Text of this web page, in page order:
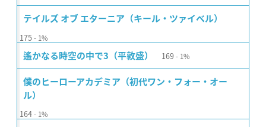
テイルズ オブ エターニア（キール・ツァイベル）
175 1%
遙かなる時空の中で3（平敦盛） 169 1%
僕のヒーローアカデミア（初代ワン・フォー・オー
ル）
164 1%